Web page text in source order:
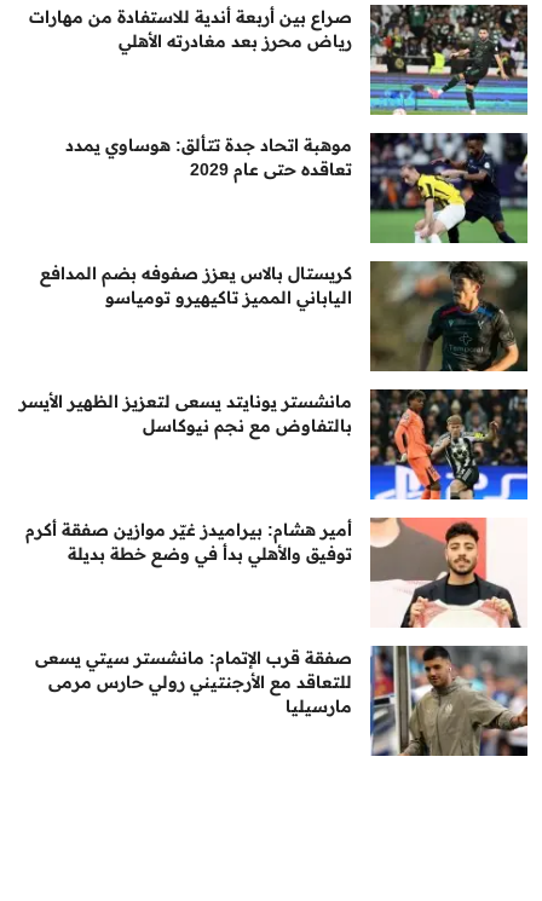
صراع بين أربعة أندية للاستفادة من مهارات
رياض محرز بعد مغادرته الأهلي
موهبة اتحاد جدة تتألق: هوساوي يمدد
تعاقده حتى عام 2029
كريستال بالاس يعزز صفوفه بضم المدافع
الياباني المميز تاكيهيرو تومياسو
مانشستر يونايتد يسعى لتعزيز الظهير الأيسر
بالتفاوض مع نجم نيوكاسل
أمير هشام: بيراميدز غيّر موازين صفقة أكرم
توفيق والأهلي بدأ في وضع خطة بديلة
صفقة قرب الإتمام: مانشستر سيتي يسعى
للتعاقد مع الأرجنتيني رولي حارس مرمى
مارسيليا